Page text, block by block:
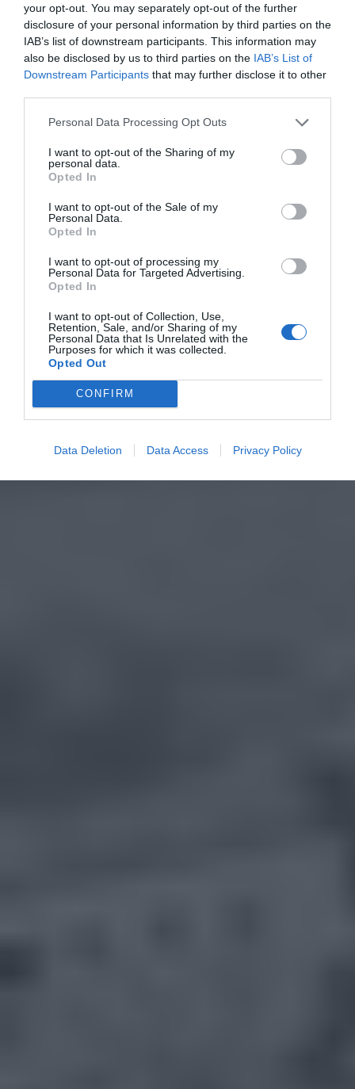
your opt-out. You may separately opt-out of the further
disclosure of your personal information by third parties on the
IAB’s list of downstream participants. This information may
also be disclosed by us to third parties on the IAB’s List of
Downstream Participants that may further disclose it to other
Personal Data Processing Opt Outs
I want to opt-out of the Sharing of my
personal data.
Opted In
I want to opt-out of the Sale of my
Personal Data.
Opted In
I want to opt-out of processing my
Personal Data for Targeted Advertising.
Opted In
I want to opt-out of Collection, Use,
Retention, Sale, and/or Sharing of my
Personal Data that Is Unrelated with the
Purposes for which it was collected.
Opted Out
CONFIRM
Data Deletion Data Access Privacy Policy